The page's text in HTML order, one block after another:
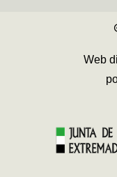
Web